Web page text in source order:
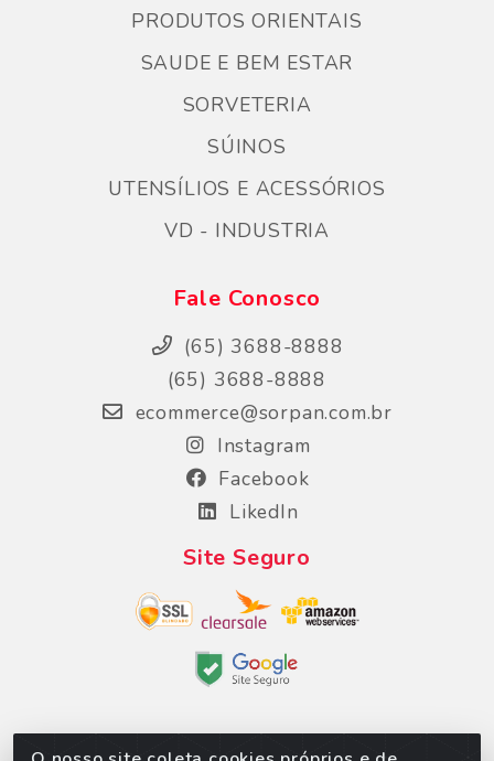
PRODUTOS ORIENTAIS
SAUDE E BEM ESTAR
SORVETERIA
SÚINOS
UTENSÍLIOS E ACESSÓRIOS
VD - INDUSTRIA
Fale Conosco
(65) 3688-8888
(65) 3688-8888
ecommerce@sorpan.com.br
Instagram
Facebook
LikedIn
Site Seguro